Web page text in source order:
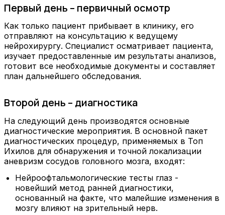
Первый день – первичный осмотр
Как только пациент прибывает в клинику, его
отправляют на консультацию к ведущему
нейрохирургу. Специалист осматривает пациента,
изучает предоставленные им результаты анализов,
готовит все необходимые документы и составляет
план дальнейшего обследования.
Второй день – диагностика
На следующий день производятся основные
диагностические мероприятия. В основной пакет
диагностических процедур, применяемых в Топ
Ихилов для обнаружения и точной локализации
аневризм сосудов головного мозга, входят:
Нейроофтальмологические тесты глаз -
новейший метод ранней диагностики,
основанный на факте, что малейшие изменения в
мозгу влияют на зрительный нерв.